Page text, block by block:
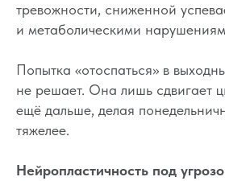
тревожности, сниженной
и метаболическими
Попытка «отоспаться» в
не решает. Она лишь сдвигает
ещё дальше, делая
тяжелее.
Нейропластичность под